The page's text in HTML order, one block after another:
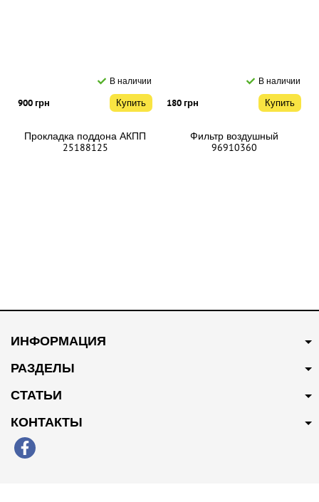
В наличии
900 грн Купить
Прокладка поддона АКПП
25188125
В наличии
180 грн Купить
Фильтр воздушный
96910360
1700 грн Купить
Катушка зажигания
80 грн Купить
ИНФОРМАЦИЯ
РАЗДЕЛЫ
СТАТЬИ
КОНТАКТЫ